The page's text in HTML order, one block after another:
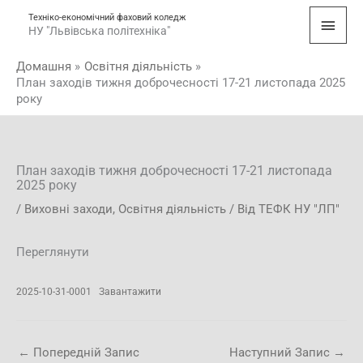
Техніко-економічний фаховий коледж
НУ "Львівська політехніка"
Домашня
Освітня діяльність
План заходів тижня доброчесності 17-21 листопада 2025
року
План заходів тижня доброчесності 17-21 листопада
2025 року
/ Виховні заходи, Освітня діяльність / Від ТЕФК НУ "ЛП"
Переглянути
2025-10-31-0001 Завантажити
← Попередній Запис Наступний Запис →